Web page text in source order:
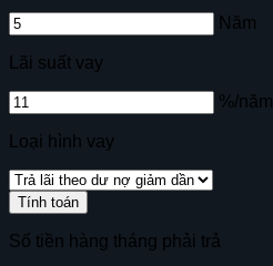
Năm
Lãi suất vay
%/năm
Loại hình vay
Tính toán
Số tiền hàng tháng phải trả